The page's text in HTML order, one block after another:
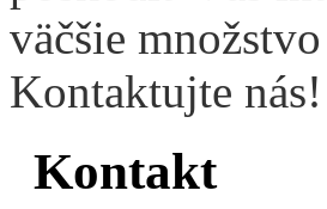
väčšie
Kontaktujte nás!
Kontakt